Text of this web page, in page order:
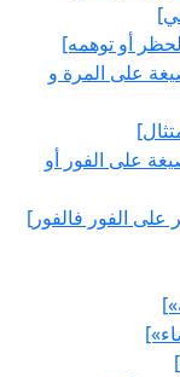
أو توهمه‏]
على المرة و
على الفور أو
على الفور فالفور]